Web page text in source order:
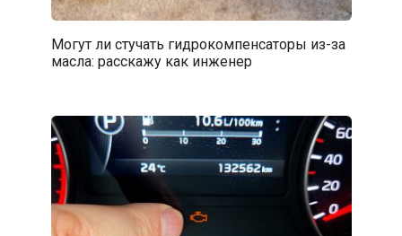
Могут ли стучать гидрокомпенсаторы из-за
масла: расскажу как инженер